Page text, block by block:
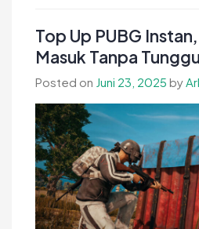
Top Up PUBG
Masuk Tanpa
Posted on Juni 23, 2025 by